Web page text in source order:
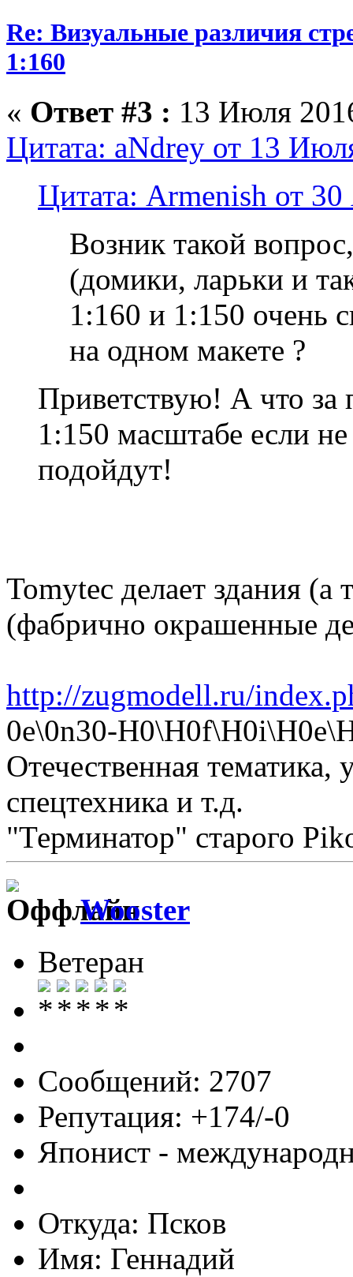
Re: Визуальные различия
1:160
« Ответ #3 : 13 Июля
Цитата: aNdrey от 13
Цитата: Armenish от
Возник такой
(домики, ларьки и
1:160 и 1:150 очень
на одном макете ?
Приветствую! А что за
1:150 масштабе если
подойдут!
Tomytec делает здания (а
(фабрично окрашенные
http://zugmodell.ru/
0е\0n30-
Отечественная тематика,
спецтехника и т.д.
"Терминатор" старого
Wooster
Ветеран
Сообщений: 2707
Репутация: +174/-0
Японист -
Откуда: Псков
Имя: Геннадий